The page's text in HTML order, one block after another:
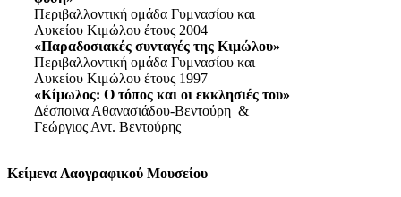
Περιβαλλοντική ομάδα Γυμνασίου και
Λυκείου Κιμώλου έτους 2004
«Παραδοσιακές συνταγές της Κιμώλου»
Περιβαλλοντική ομάδα Γυμνασίου και
Λυκείου Κιμώλου έτους 1997
«Κίμωλος: Ο τόπος και οι εκκλησιές του»
Δέσποινα Αθανασιάδου-Βεντούρη &
Γεώργιος Αντ. Βεντούρης
Κείμενα Λαογραφικού Μουσείου